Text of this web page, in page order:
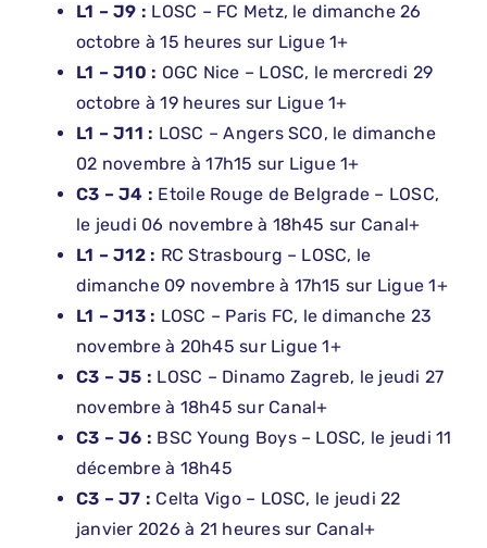
L1 – J9 : LOSC – FC Metz, le dimanche 26
octobre à 15 heures sur Ligue 1+
L1 – J10 : OGC Nice – LOSC, le mercredi 29
octobre à 19 heures sur Ligue 1+
L1 – J11 : LOSC – Angers SCO, le dimanche
02 novembre à 17h15 sur Ligue 1+
C3 – J4 : Etoile Rouge de Belgrade – LOSC,
le jeudi 06 novembre à 18h45 sur Canal+
L1 – J12 : RC Strasbourg – LOSC, le
dimanche 09 novembre à 17h15 sur Ligue 1+
L1 – J13 : LOSC – Paris FC, le dimanche 23
novembre à 20h45 sur Ligue 1+
C3 – J5 : LOSC – Dinamo Zagreb, le jeudi 27
novembre à 18h45 sur Canal+
C3 – J6 : BSC Young Boys – LOSC, le jeudi 11
décembre à 18h45
C3 – J7 : Celta Vigo – LOSC, le jeudi 22
janvier 2026 à 21 heures sur Canal+